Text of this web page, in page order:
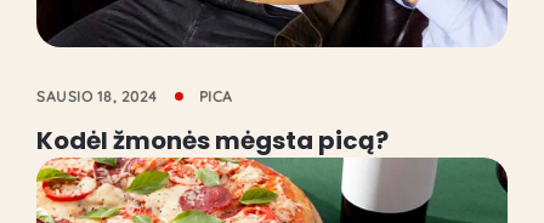
SAUSIO 18, 2024 PICA
Kodėl žmonės mėgsta picą?